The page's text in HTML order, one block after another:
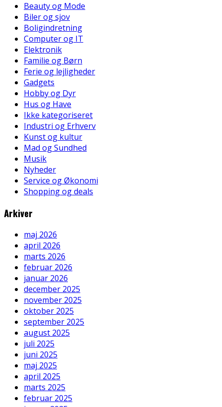
Beauty og Mode
Biler og sjov
Boligindretning
Computer og IT
Elektronik
Familie og Børn
Ferie og lejligheder
Gadgets
Hobby og Dyr
Hus og Have
Ikke kategoriseret
Industri og Erhverv
Kunst og kultur
Mad og Sundhed
Musik
Nyheder
Service og Økonomi
Shopping og deals
Arkiver
maj 2026
april 2026
marts 2026
februar 2026
januar 2026
december 2025
november 2025
oktober 2025
september 2025
august 2025
juli 2025
juni 2025
maj 2025
april 2025
marts 2025
februar 2025